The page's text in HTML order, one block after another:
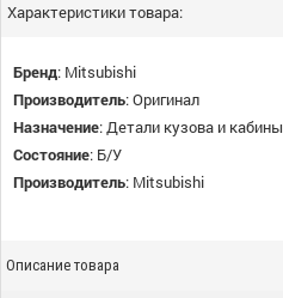
Характеристики товара:
Бренд: Mitsubishi
Производитель:Оригинал
Назначение:Детали кузова и кабины
Состояние: Б/У
Производитель: Mitsubishi
Описание товара